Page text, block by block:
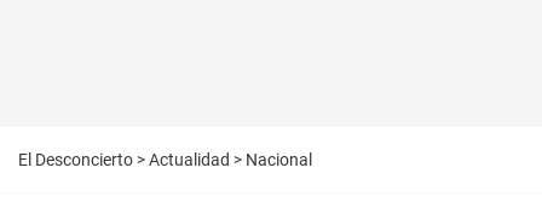
El Desconcierto >Actualidad > Nacional